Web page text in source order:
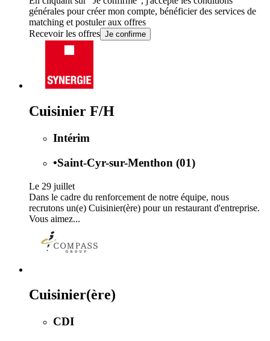
générales pour créer mon compte, bénéficier des services de
matching et postuler aux offres
Recevoir les offres Je confirme
Cuisinier F/H
Intérim
•Saint-Cyr-sur-Menthon (01)
Le 29 juillet
Dans le cadre du renforcement de notre équipe, nous
recrutons un(e) Cuisinier(ère) pour un restaurant d'entreprise.
Vous aimez...
Cuisinier(ère)
CDI